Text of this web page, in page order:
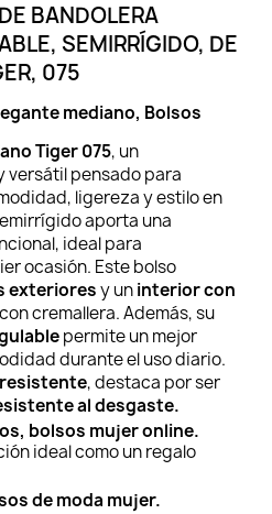
BANDOLERA
SEMIRRÍGIDO, DE
075
mediano, Bolsos
Tiger 075, un
pensado para
ligereza y estilo en
aporta una
ideal para
ocasión. Este bolso
exterioresy uninterior con
cremallera. Además, su
permite un mejor
durante el uso diario.
, destaca por ser
al desgaste.
bolsos mujer online.
ideal como un regalo
de moda mujer.